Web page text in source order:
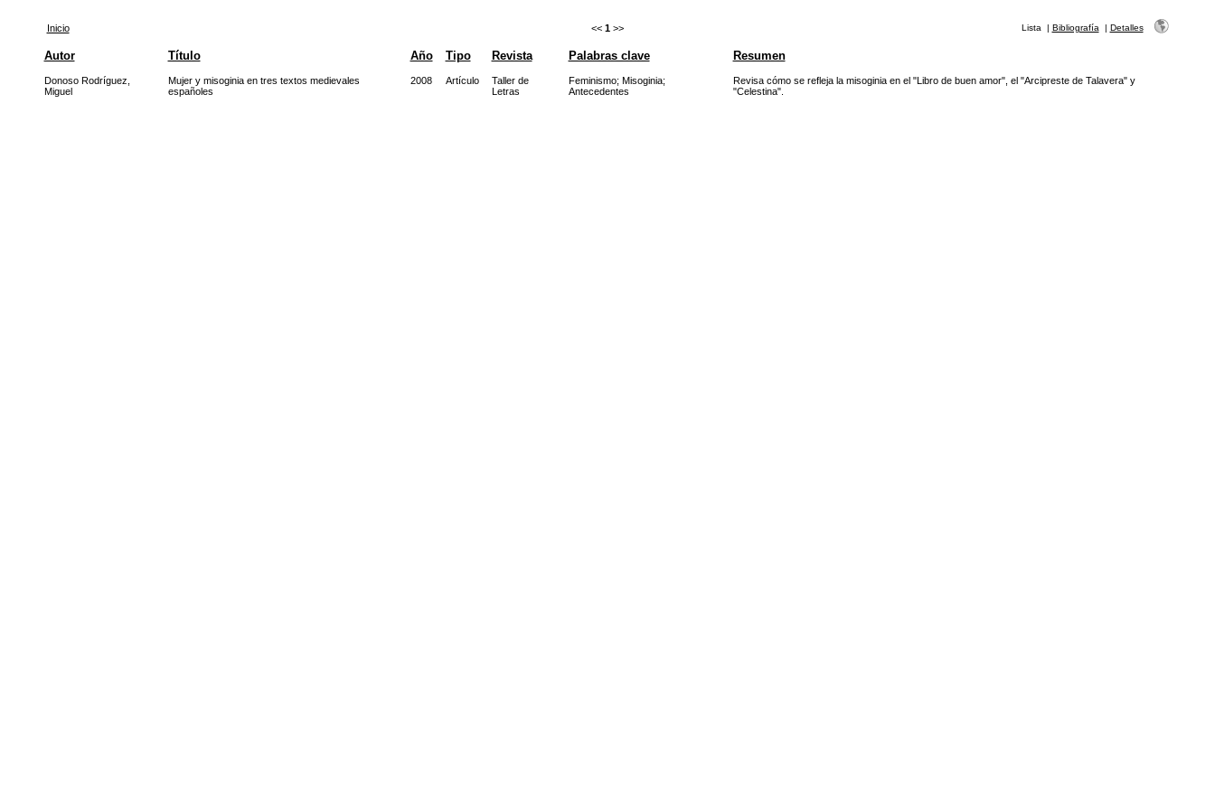
Inicio << 1 >> Lista | Bibliografía | Detalles
Autor Título Año Tipo Revista Palabras clave Resumen
Donoso Rodríguez,
Miguel
Mujer y misoginia en tres textos medievales
españoles
2008 Artículo
Taller de
Letras
Feminismo; Misoginia;
Antecedentes
Revisa cómo se refleja la misoginia en el "Libro de buen amor", el "Arcipreste de Talavera" y
"Celestina".